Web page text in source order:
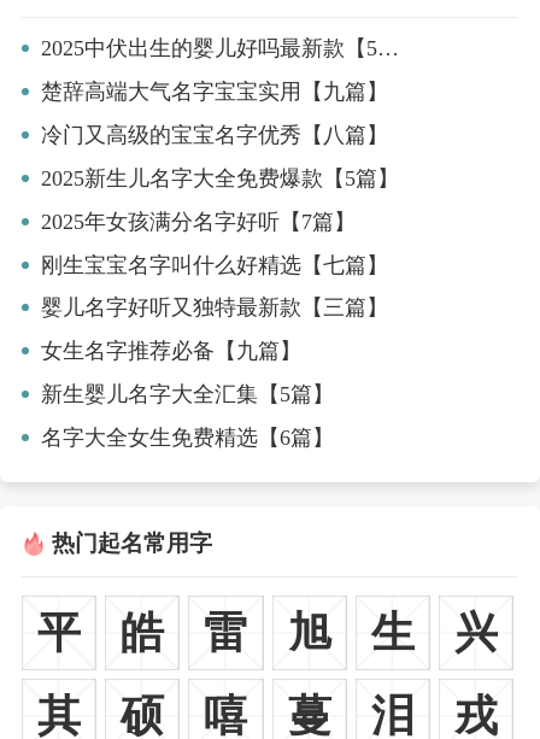
2025中伏出生的婴儿好吗最新款【5篇】
楚辞高端大气名字宝宝实用【九篇】
冷门又高级的宝宝名字优秀【八篇】
2025新生儿名字大全免费爆款【5篇】
2025年女孩满分名字好听【7篇】
刚生宝宝名字叫什么好精选【七篇】
婴儿名字好听又独特最新款【三篇】
女生名字推荐必备【九篇】
新生婴儿名字大全汇集【5篇】
名字大全女生免费精选【6篇】
热门起名常用字
平 皓 雷 旭 生
兴
其
硕 嘻 蔓 泪 戎